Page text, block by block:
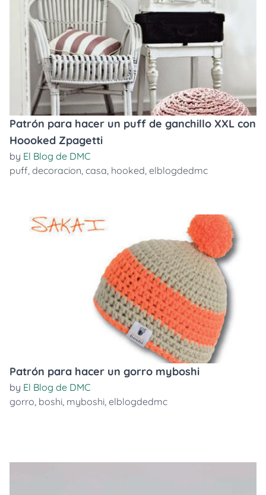
Patrón para hacer un puff de ganchillo XXL con
Hoooked Zpagetti
by El Blog de DMC
puff, decoracion, casa, hooked, elblogdedmc
Patrón para hacer un gorro myboshi
by El Blog de DMC
gorro, boshi, myboshi, elblogdedmc